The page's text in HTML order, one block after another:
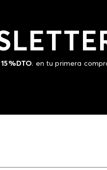
15%DTO. en tu primera